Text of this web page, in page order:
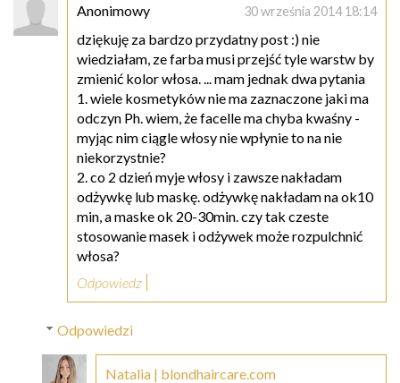
Anonimowy 30 września 2014 18:14
dziękuję za bardzo przydatny post :) nie
wiedziałam, ze farba musi przejść tyle warstw by
zmienić kolor włosa. ... mam jednak dwa pytania
1. wiele kosmetyków nie ma zaznaczone jaki ma
odczyn Ph. wiem, że facelle ma chyba kwaśny -
myjąc nim ciągle włosy nie wpłynie to na nie
niekorzystnie?
2. co 2 dzień myje włosy i zawsze nakładam
odżywkę lub maskę. odżywkę nakładam na ok10
min, a maske ok 20-30min. czy tak czeste
stosowanie masek i odżywek może rozpulchnić
włosa?
Odpowiedz
Odpowiedzi
Natalia | blondhaircare.com